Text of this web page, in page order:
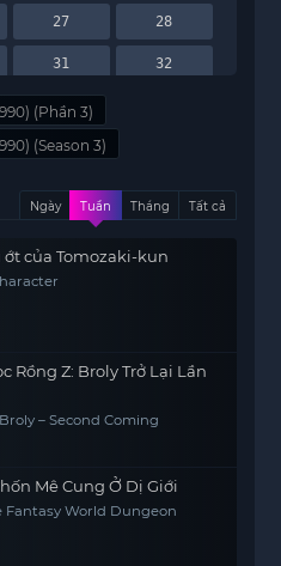
27 28
31 32
(Phần 3)
(Season 3)
Ngày Tuần Tháng Tất cả
ớt của Tomozaki-kun
Rồng Z: Broly Trở Lại Lần
– Second Coming
Mê Cung Ở Dị Giới
Fantasy World Dungeon